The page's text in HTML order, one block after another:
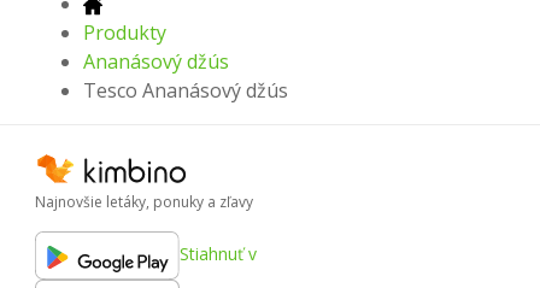
Produkty
Ananásový džús
Tesco Ananásový džús
Najnovšie letáky, ponuky a zľavy
Stiahnuť v